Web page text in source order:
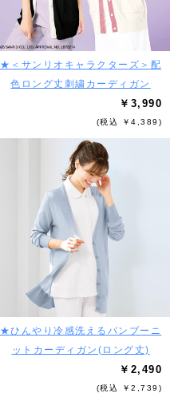
★＜サンリオキャラクターズ＞配
色ロング丈刺繍カーディガン
￥3,990
(税込 ￥4,389)
★ひんやり冷感洗えるバンブーニ
ットカーディガン(ロング丈)
￥2,490
(税込 ￥2,739)